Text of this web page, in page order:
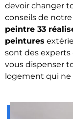
devoir changer
conseils de
peintre 33
peintures
sont des experts
vous dispenser
logement qui ne